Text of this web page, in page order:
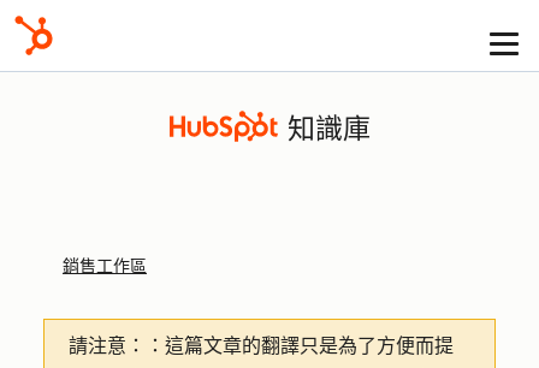
知識庫
銷售工作區
請注意：
：這篇文章的翻譯只是為了方便而提